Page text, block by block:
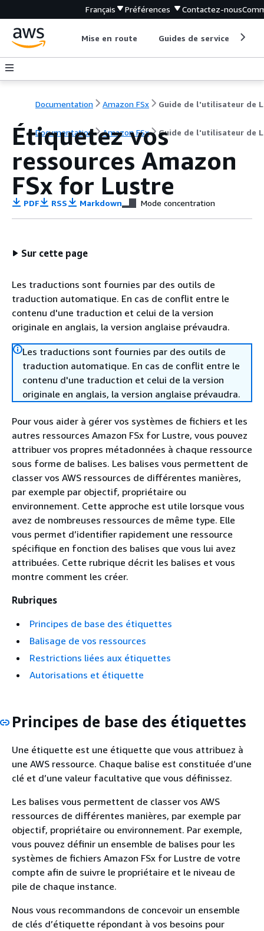
Français Préférences Contactez-nous
Mise en route Guides de service
Documentation Amazon FSx
Documentation Amazon FSx Guide de l'utilisateur de
Étiquetez vos
ressources Amazon
FSx for Lustre
PDF RSS Markdown Mode concentration
Sur cette page
Les traductions sont fournies par des outils de
traduction automatique. En cas de conflit entre le
contenu d'une traduction et celui de la version
originale en anglais, la version anglaise prévaudra.
Les traductions sont fournies par des outils de
traduction automatique. En cas de conflit entre le
contenu d'une traduction et celui de la version
originale en anglais, la version anglaise prévaudra.
Pour vous aider à gérer vos systèmes de fichiers et les
autres ressources Amazon FSx for Lustre, vous pouvez
attribuer vos propres métadonnées à chaque ressource
sous forme de balises. Les balises vous permettent de
classer vos AWS ressources de différentes manières,
par exemple par objectif, propriétaire ou
environnement. Cette approche est utile lorsque vous
avez de nombreuses ressources de même type. Elle
vous permet d’identifier rapidement une ressource
spécifique en fonction des balises que vous lui avez
attribuées. Cette rubrique décrit les balises et vous
montre comment les créer.
Rubriques
Principes de base des étiquettes
Balisage de vos ressources
Restrictions liées aux étiquettes
Autorisations et étiquette
Principes de base des étiquettes
Une étiquette est une étiquette que vous attribuez à
une AWS ressource. Chaque balise est constituée d’une
clé et d’une valeur facultative que vous définissez.
Les balises vous permettent de classer vos AWS
ressources de différentes manières, par exemple par
objectif, propriétaire ou environnement. Par exemple,
vous pouvez définir un ensemble de balises pour les
systèmes de fichiers Amazon FSx for Lustre de votre
compte afin de suivre le propriétaire et le niveau de
pile de chaque instance.
Nous vous recommandons de concevoir un ensemble
de clés d’étiquette répondant à vos besoins pour